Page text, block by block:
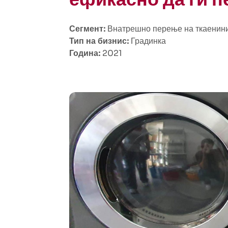
Сегмент: Внатрешно перење на
Тип на бизнис: Градинка
Година: 2021